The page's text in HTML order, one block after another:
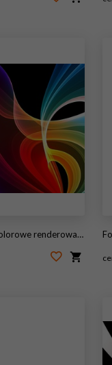
3D (fantasy, abstrakcyjne tło)